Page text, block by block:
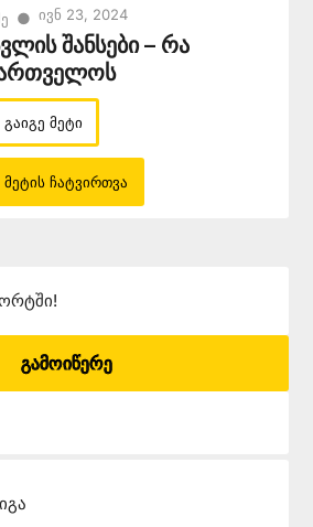
● Ივნ 23, 2024
შანსები – რა
გაიგე მეტი
მეტის ჩატვირთვა
გამოიწერე